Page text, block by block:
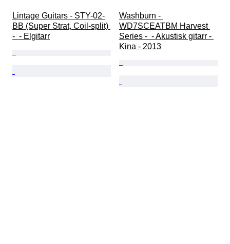
Lintage Guitars - STY-02-
BB (Super Strat, Coil-split)
-  - Elgitarr
Washburn -
WD7SCEATBM Harvest
Series -  - Akustisk gitarr -
Kina - 2013